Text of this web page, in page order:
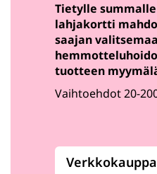
Tietylle
lahjakortti
saajan
tuotteen
Vaihtoehdot 20-